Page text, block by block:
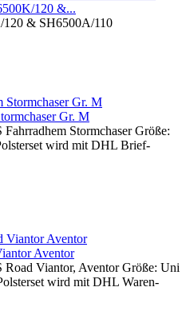
120 &...
120 & SH6500A/110
Gr. M
Stormchaser Größe:
wird mit DHL Brief-
Aventor
Road Viantor, Aventor Größe: Uni
wird mit DHL Waren-